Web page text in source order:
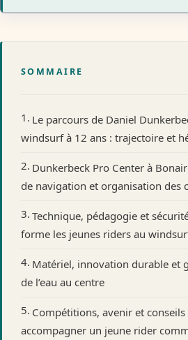
SOMMAIRE
Le parcours de Daniel
windsurf à 12 ans : trajectoire et
Dunkerbeck Pro Center à
de navigation et organisation des
Technique, pédagogie et
forme les jeunes riders au
Matériel, innovation durable et
de l’eau au centre
Compétitions, avenir et
accompagner un jeune rider